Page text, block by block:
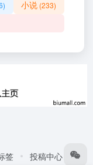
小说 (233)
签 投稿中心